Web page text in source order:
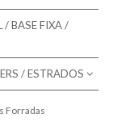
Visco
/ BASE FIXA /
/ ESTRADOS
Forradas